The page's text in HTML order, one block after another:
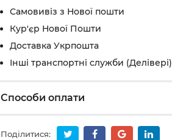
Самовивіз з Нової пошти
Кур'єр Нової Пошти
Доставка Укрпошта
Інші транспортні служби (Делівері)
Способи оплати
Поділитися: